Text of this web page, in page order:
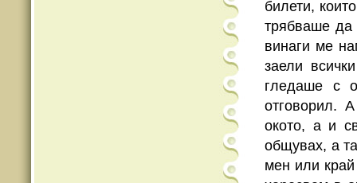
билети,
трябваше да
винаги ме
заели
гледаше с
отговорил.
окото, а и
общувах, а
мен или